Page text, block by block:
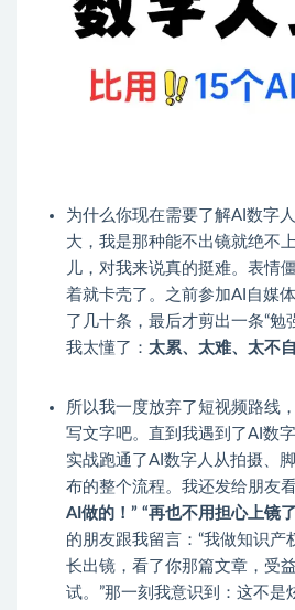
为什么你现在需要了解AI数字
大，我是那种能不出镜就绝不
儿，对我来说真的挺难。表情
着就卡壳了。之前参加AI自媒
了几十条，最后才剪出一条“勉
我太懂了： 太累、太难、太不自
所以我一度放弃了短视频路线
写文字吧。​直到我遇到了AI数
实战跑通了AI数字人从拍摄、
布的整个流程。​我还发给朋友
AI 做的！” “再也不用担心上镜
的朋友跟我留言：“我做知识产
长出镜，看了你那篇文章，受
试。”那一刻我意识到：这不是